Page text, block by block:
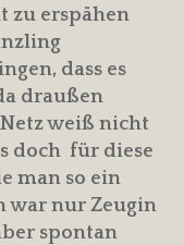
zu erspähen
dass es
draußen
weiß nicht
doch für diese
man so ein
war nur Zeugin
spontan